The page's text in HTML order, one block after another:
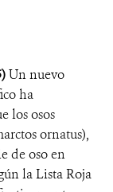
Un nuevo
ha
los osos
ornatus),
de oso en
la Lista Roja